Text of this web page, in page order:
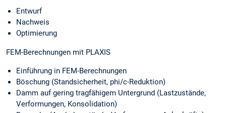
Entwurf
Nachweis
Optimierung
FEM-Berechnungen mit PLAXIS
Einführung in FEM-Berechnungen
Böschung (Standsicherheit, phi/c-Reduktion)
Damm auf gering tragfähigem Untergrund (Lastzustände,
Verformungen, Konsolidation)